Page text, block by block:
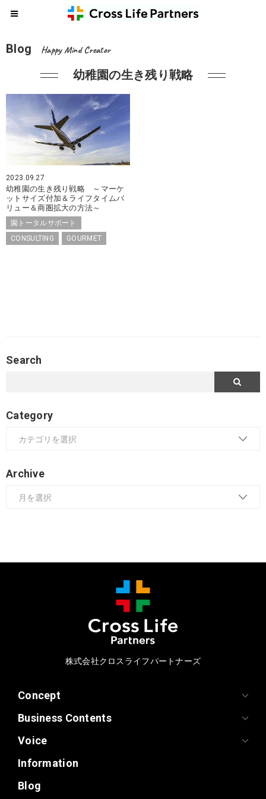
Blog Happy Mind Creator
幼稚園の生き残り戦略
2023.09.27
幼稚園の生き残り戦略 ～マーケ
ットサイズ付加＆ライフタイムバ
リュー＆商圏拡大の方法～
園トータルサポート
CONSULTING
GOURMET
Search
Category
Archive
株式会社クロスライフパートナーズ
Concept
Business Contents
Voice
Information
Blog